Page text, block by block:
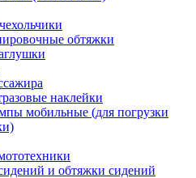
обтяжки
наклейки
мобильные (для погрузки
и обтяжки сидений